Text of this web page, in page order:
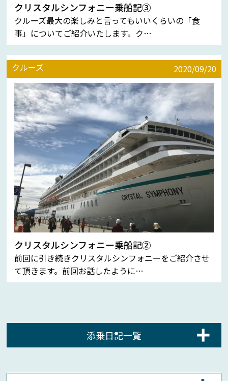
クリスタルシンフォニー乗船記③
クルーズ最大の楽しみと言ってもいいくらいの「食
事」についてご紹介いたします。ク…
2020/09/20
クルーズ
クリスタルシンフォニー乗船記②
前回に引き続きクリスタルシンフォニーをご紹介させ
て頂きます。前回お話したように…
添乗日記一覧